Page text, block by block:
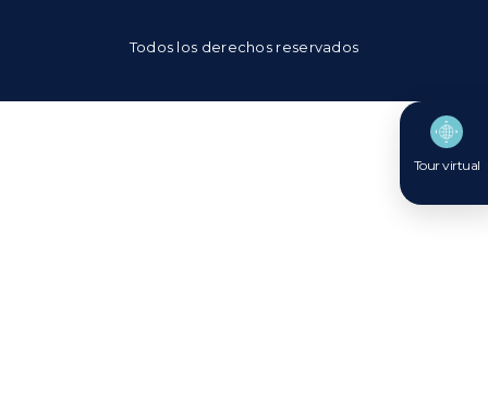
Todos los derechos reservados
Tour virtual